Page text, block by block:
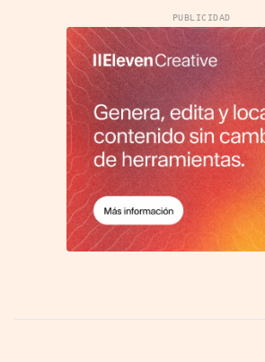
PUBLICIDAD